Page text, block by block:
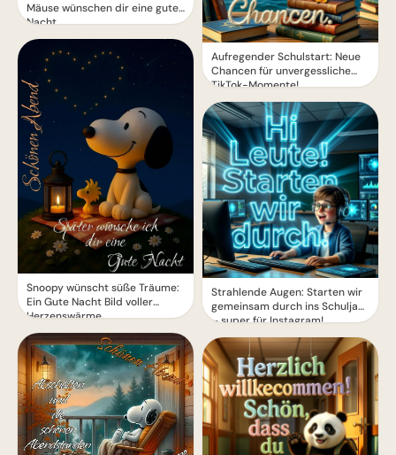
Mäuse wünschen dir eine gute
Nacht
Snoopy wünscht süße Träume:
Ein Gute Nacht Bild voller
Herzenswärme
Aufregender Schulstart: Neue
Chancen für unvergessliche
TikTok-Momente!
Strahlende Augen: Starten wir
gemeinsam durch ins Schuljahr
– super für Instagram!